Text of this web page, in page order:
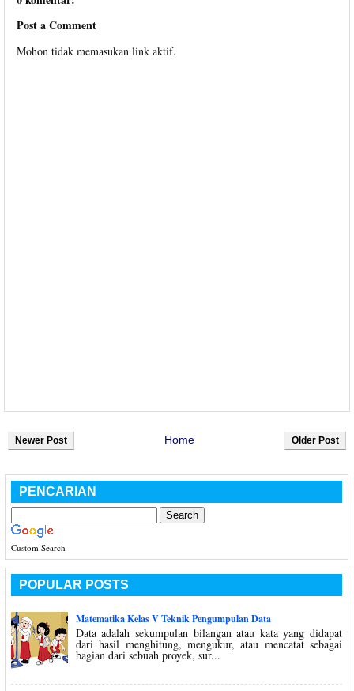
Post a Comment
Mohon tidak memasukan link aktif.
Newer Post Older Post
Home
PENCARIAN
Custom Search
POPULAR POSTS
Matematika Kelas V Teknik Pengumpulan Data
Data adalah sekumpulan bilangan atau kata yang didapat
dari hasil menghitung, mengukur, atau mencatat sebagai
bagian dari sebuah proyek, sur...